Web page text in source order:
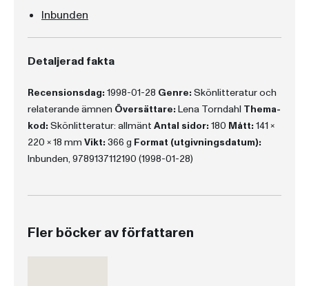
Inbunden
Detaljerad fakta
Recensionsdag: 1998-01-28 Genre: Skönlitteratur och
relaterande ämnen Översättare: Lena Torndahl Thema-
kod: Skönlitteratur: allmänt Antal sidor: 180 Mått: 141 x
220 x 18 mm Vikt: 366 g Format (utgivningsdatum):
Inbunden, 9789137112190 (1998-01-28)
Fler böcker av författaren